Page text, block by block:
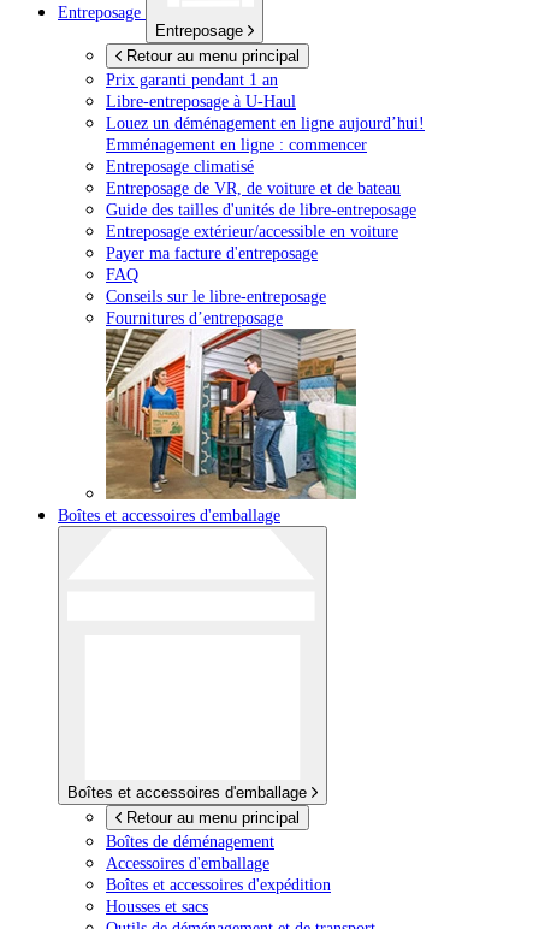
Entreposage
Entreposage
Retour au menu principal
Prix garanti pendant 1 an
Libre-entreposage à U-Haul
Louez un déménagement en ligne aujourd’hui!
Emménagement en ligne : commencer
Entreposage climatisé
Entreposage de VR, de voiture et de bateau
Guide des tailles d'unités de libre-entreposage
Entreposage extérieur/accessible en voiture
Payer ma facture d'entreposage
FAQ
Conseils sur le libre-entreposage
Fournitures d’entreposage
Boîtes et accessoires d'emballage
Boîtes et accessoires d'emballage
Retour au menu principal
Boîtes de déménagement
Accessoires d'emballage
Boîtes et accessoires d'expédition
Housses et sacs